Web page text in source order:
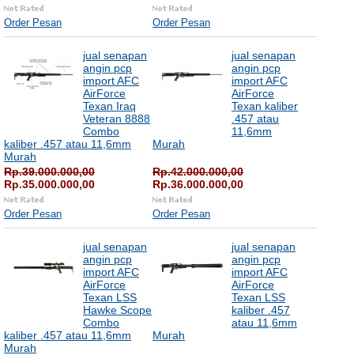
Order Pesan Order Pesan
jual senapan
angin pcp
import AFC
AirForce
Texan Iraq
Veteran 8888
Combo
kaliber .457 atau 11,6mm
Murah
Rp.39.000.000,00
Rp.35.000.000,00
Order Pesan
jual senapan
angin pcp
import AFC
AirForce
Texan kaliber
.457 atau
11,6mm
Murah
Rp.42.000.000,00
Rp.36.000.000,00
Order Pesan
jual senapan
angin pcp
import AFC
AirForce
Texan LSS
Hawke Scope
Combo
kaliber .457 atau 11,6mm
Murah
jual senapan
angin pcp
import AFC
AirForce
Texan LSS
kaliber .457
atau 11,6mm
Murah